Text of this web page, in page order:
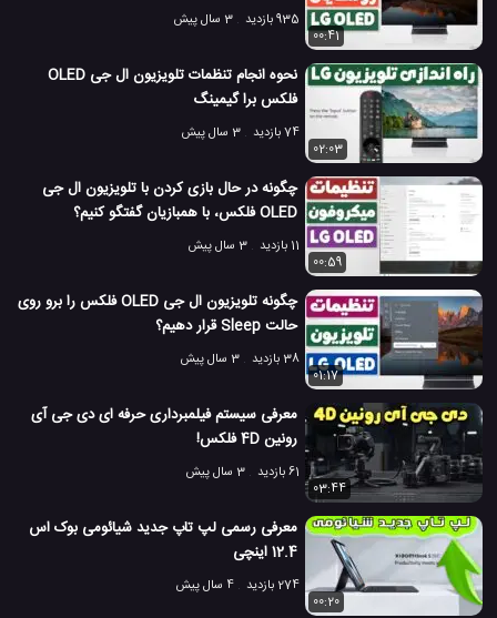
935 بازدید
3 سال پیش
00:41
نحوه انجام تنظمات تلویزیون ال جی OLED
فلکس برا گیمینگ
74 بازدید
3 سال پیش
02:03
چگونه در حال بازی کردن با تلویزیون ال جی
OLED فلکس، با همبازیان گفتگو کنیم؟
11 بازدید
3 سال پیش
00:59
چگونه تلویزیون ال جی OLED فلکس را برو روی
حالت Sleep قرار دهیم؟
38 بازدید
3 سال پیش
01:17
معرفی سیستم فیلمبرداری حرفه ای دی جی آی
رونین 4D فلکس!
61 بازدید
3 سال پیش
03:44
معرفی رسمی لپ تاپ جدید شیائومی بوک اس
12.4 اینچی
274 بازدید
4 سال پیش
00:20